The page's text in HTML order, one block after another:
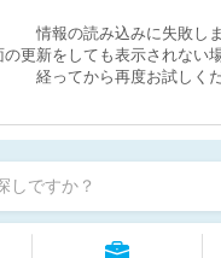
情報の読み込みに失敗しま
の更新をしても表示されない
経ってから再度お試しくだ
しですか？